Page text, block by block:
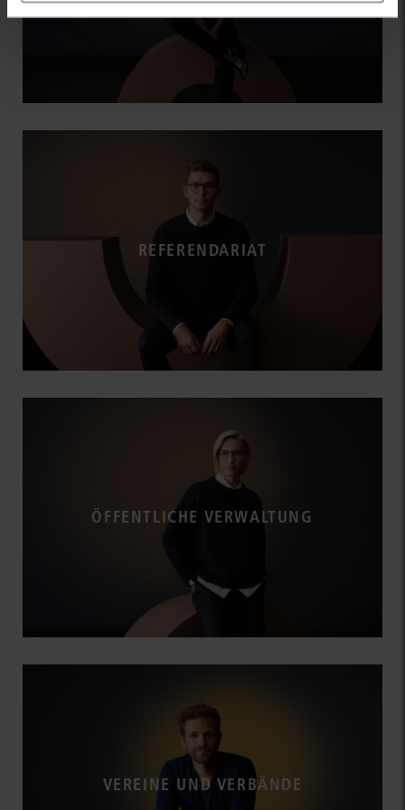
REFERENDARIAT
ÖFFENTLICHE VERWALTUNG
VEREINE UND VERBÄNDE